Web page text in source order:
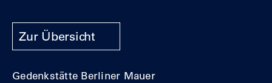
Zur Übersicht
Gedenkstätte Berliner Mauer